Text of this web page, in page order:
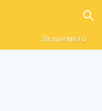
За времето